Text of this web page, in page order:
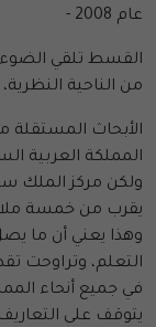
عام 2008 -
القسط تلقي الضوء
من الناحية
الأبحاث المستقلة
المملكة العربية
يقرب من خمسة
التعلم، وتراوحت
في جميع أنحاء
يتوقف على